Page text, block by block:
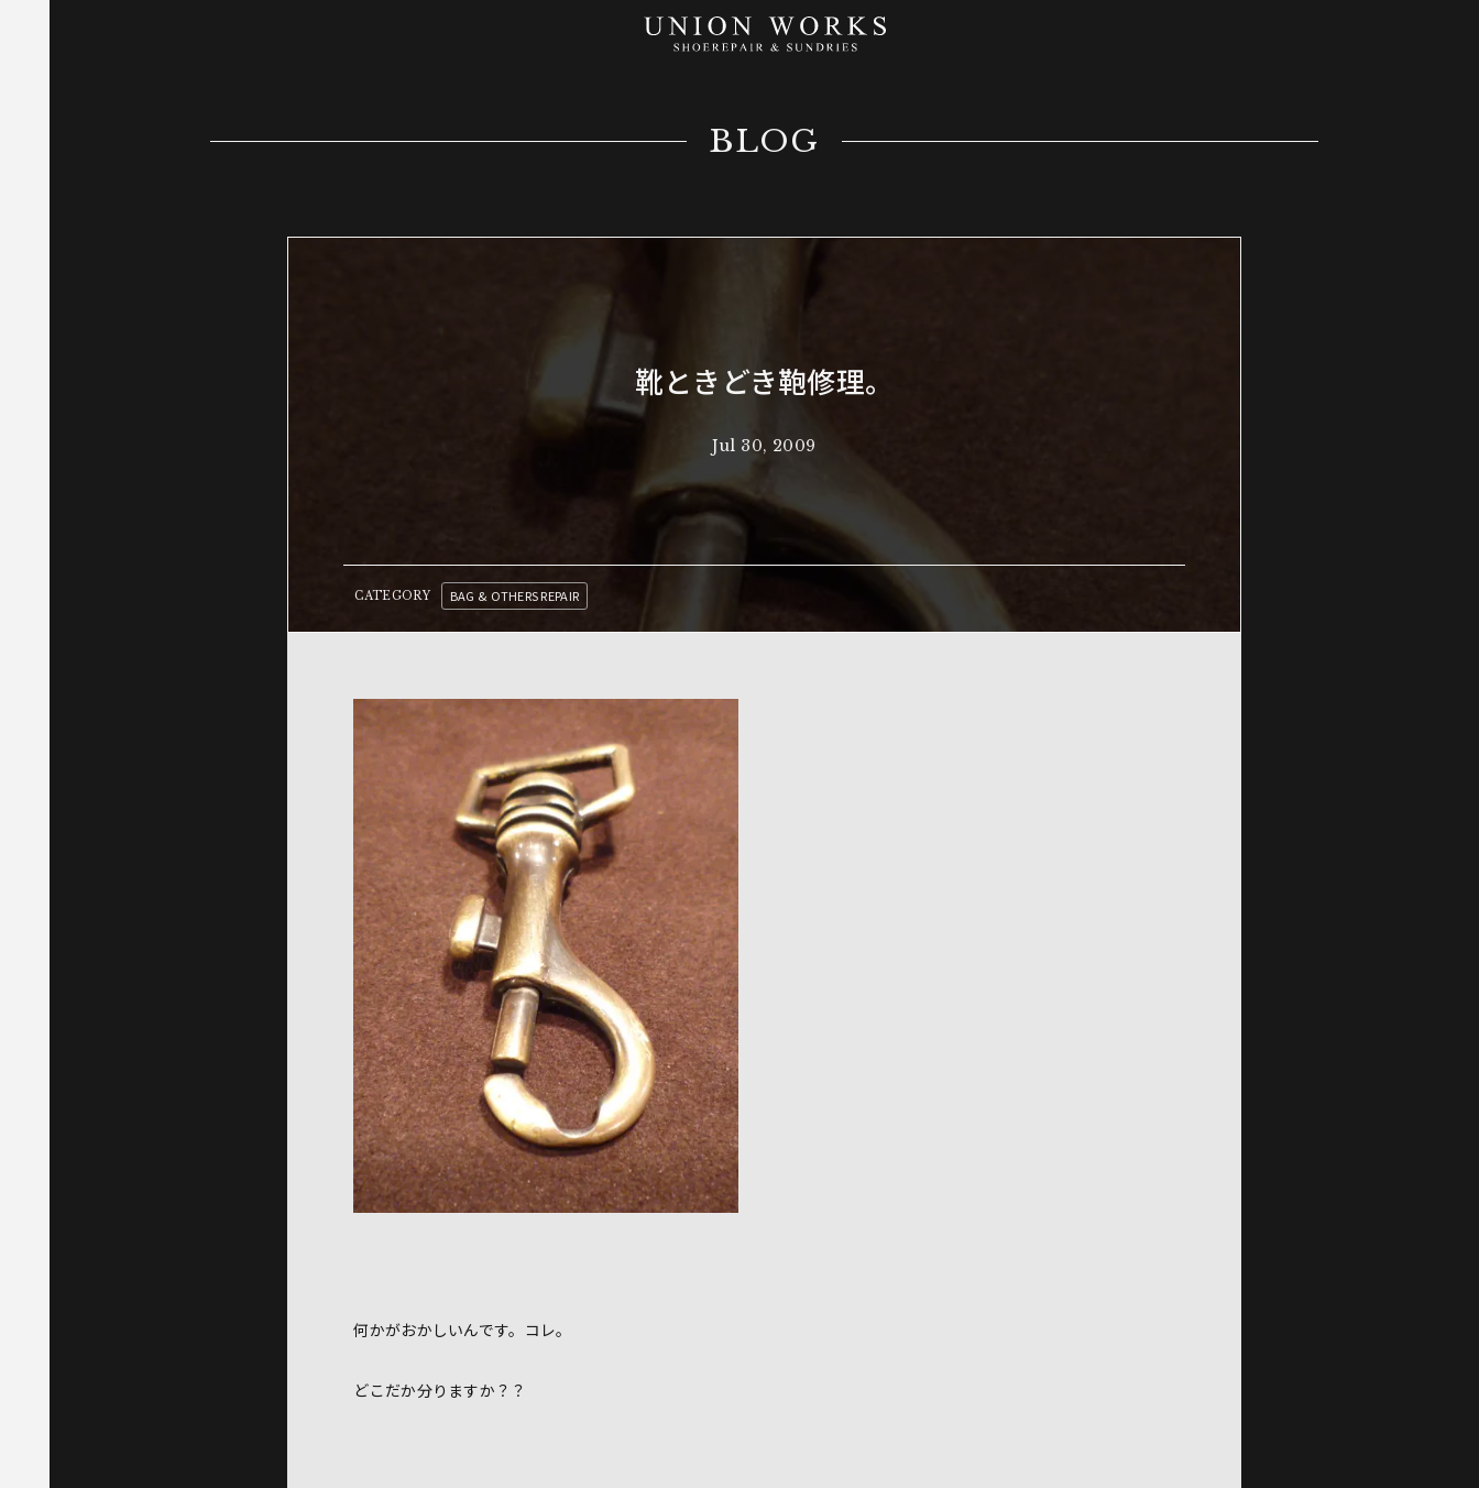
BLOG
靴ときどき鞄修理。
Jul 30, 2009
CATEGORY BAG & OTHERS REPAIR
何かがおかしいんです。コレ。
どこだか分りますか？？